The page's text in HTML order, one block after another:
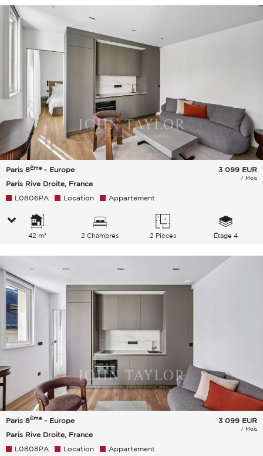
Paris 8Ème- Europe
Paris Rive Droite, France
3 099 EUR
/ Mois
L0806PA Location Appartement
42 m² 2 Chambres 2 Pièces Étage 4
Paris 8Ème- Europe
Paris Rive Droite, France
3 099 EUR
/ Mois
L0808PA Location Appartement